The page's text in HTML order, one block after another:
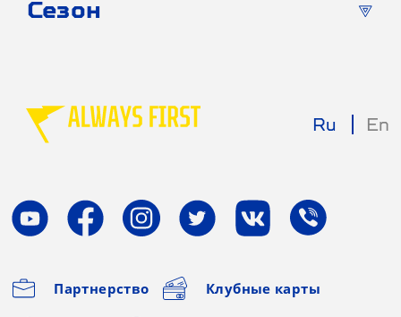
Ru En
Партнерство Клубные карты
Сезон